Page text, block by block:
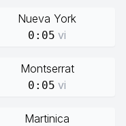
Nueva York
0:05 vi
Montserrat
0:05 vi
Martinica